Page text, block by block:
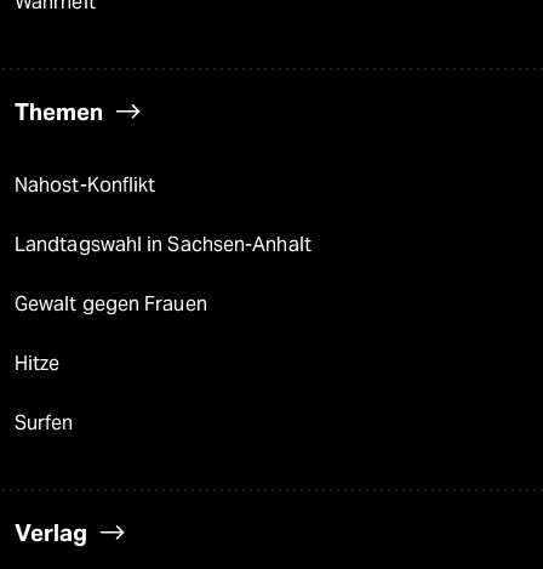
Themen
Nahost-Konflikt
Landtagswahl in Sachsen-Anhalt
Gewalt gegen Frauen
Hitze
Surfen
Verlag